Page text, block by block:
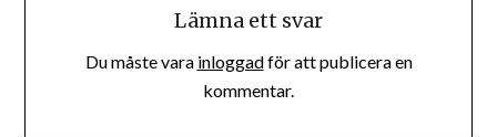
Lämna ett svar
Du måste vara inloggadför att publicera en
kommentar.